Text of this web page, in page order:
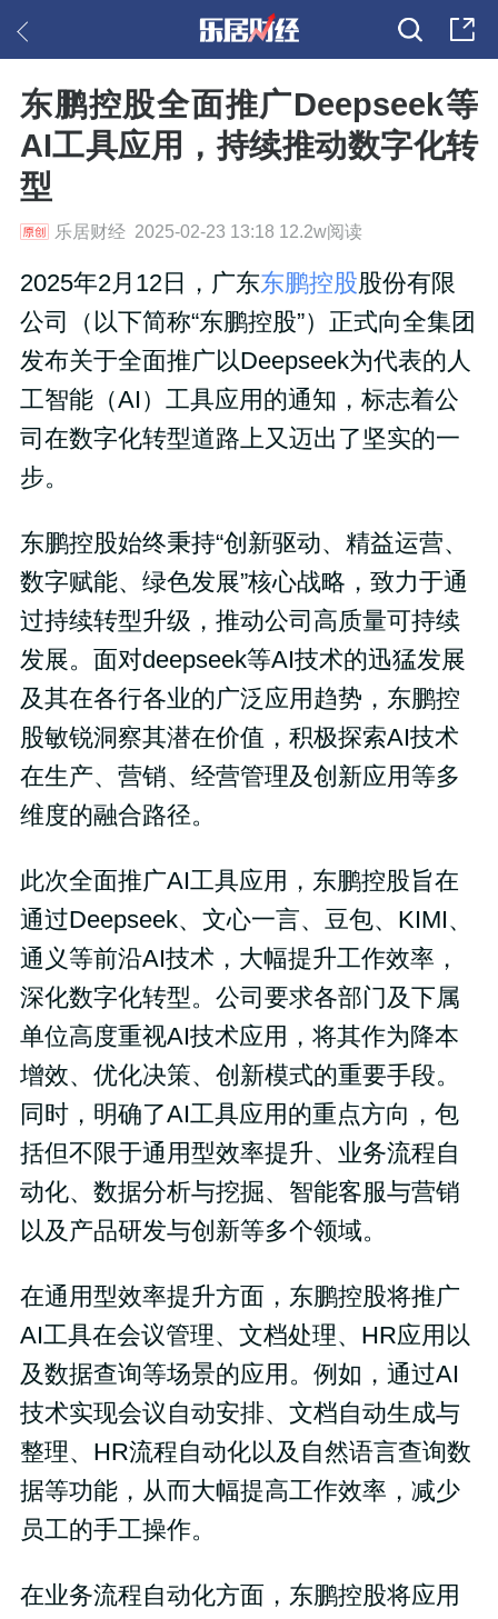
东鹏控股全面推广Deepseek等
AI工具应用，持续推动数字化转
型
乐居财经 2025-02-23 13:18 12.2w阅读
2025年2月12日，广东东鹏控股股份有限
公司（以下简称“东鹏控股”）正式向全集团
发布关于全面推广以Deepseek为代表的人
工智能（AI）工具应用的通知，标志着公
司在数字化转型道路上又迈出了坚实的一
步。
东鹏控股始终秉持“创新驱动、精益运营、
数字赋能、绿色发展”核心战略，致力于通
过持续转型升级，推动公司高质量可持续
发展。面对deepseek等AI技术的迅猛发展
及其在各行各业的广泛应用趋势，东鹏控
股敏锐洞察其潜在价值，积极探索AI技术
在生产、营销、经营管理及创新应用等多
维度的融合路径。
此次全面推广AI工具应用，东鹏控股旨在
通过Deepseek、文心一言、豆包、KIMI、
通义等前沿AI技术，大幅提升工作效率，
深化数字化转型。公司要求各部门及下属
单位高度重视AI技术应用，将其作为降本
增效、优化决策、创新模式的重要手段。
同时，明确了AI工具应用的重点方向，包
括但不限于通用型效率提升、业务流程自
动化、数据分析与挖掘、智能客服与营销
以及产品研发与创新等多个领域。
在通用型效率提升方面，东鹏控股将推广
AI工具在会议管理、文档处理、HR应用以
及数据查询等场景的应用。例如，通过AI
技术实现会议自动安排、文档自动生成与
整理、HR流程自动化以及自然语言查询数
据等功能，从而大幅提高工作效率，减少
员工的手工操作。
在业务流程自动化方面，东鹏控股将应用